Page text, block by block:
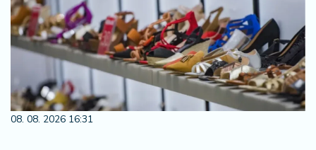
08. 08. 2026 16:31